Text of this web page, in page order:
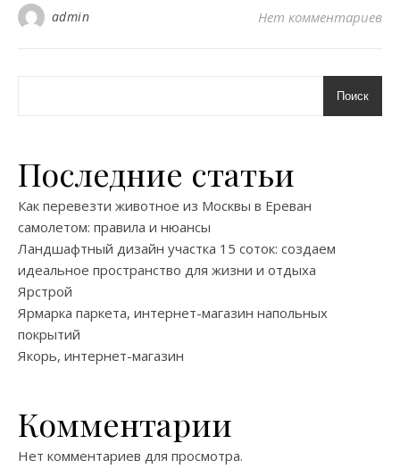
admin Нет комментариев
Поиск
Последние статьи
Как перевезти животное из Москвы в Ереван
самолетом: правила и нюансы
Ландшафтный дизайн участка 15 соток: создаем
идеальное пространство для жизни и отдыха
Ярстрой
Ярмарка паркета, интернет-магазин напольных
покрытий
Якорь, интернет-магазин
Комментарии
Нет комментариев для просмотра.